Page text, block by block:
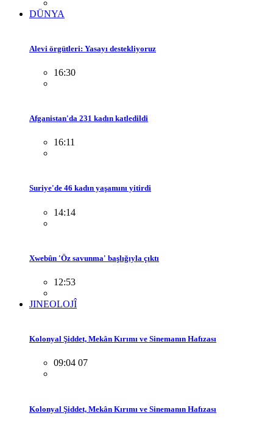
DÜNYA
Alevi örgütleri: Yasayı destekliyoruz
16:30
Afganistan'da 231 kadın katledildi
16:11
Suriye'de 46 kadın yaşamını yitirdi
14:14
Xwebûn 'Öz savunma' başlığıyla çıktı
12:53
JINEOLOJÎ
Kolonyal Şiddet, Mekân Kırımı ve Sinemanın Hafızası
09:04 07
Kolonyal Şiddet, Mekân Kırımı ve Sinemanın Hafızası